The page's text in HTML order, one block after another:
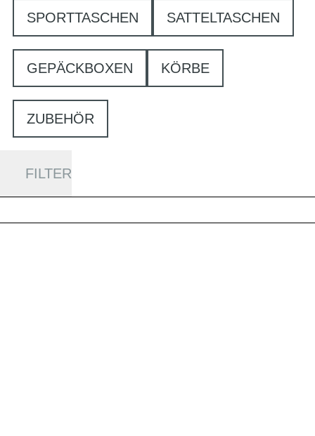
SPORTTASCHEN SATTELTASCHEN
GEPÄCKBOXEN KÖRBE
ZUBEHÖR
FILTER